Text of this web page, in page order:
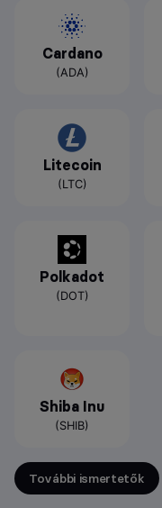
Cardano
(ADA)
Litecoin
(LTC)
Polkadot
(DOT)
Shiba Inu
(SHIB)
További ismertetők